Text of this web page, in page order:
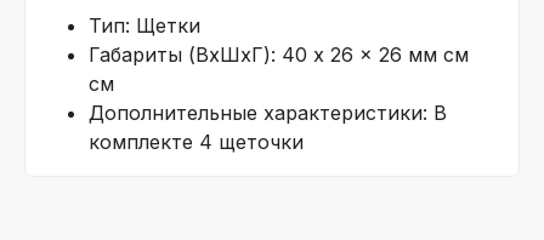
Тип: Щетки
Габариты (ВхШхГ): 40 x 26 x 26 мм см
см
Дополнительные характеристики: В
комплекте 4 щеточки